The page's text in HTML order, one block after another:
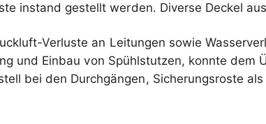
instand gestellt werden. Diverse Deckel
Verluste an Leitungen sowie
und Einbau von Spühlstutzen, konnte dem
bei den Durchgängen, Sicherungsroste